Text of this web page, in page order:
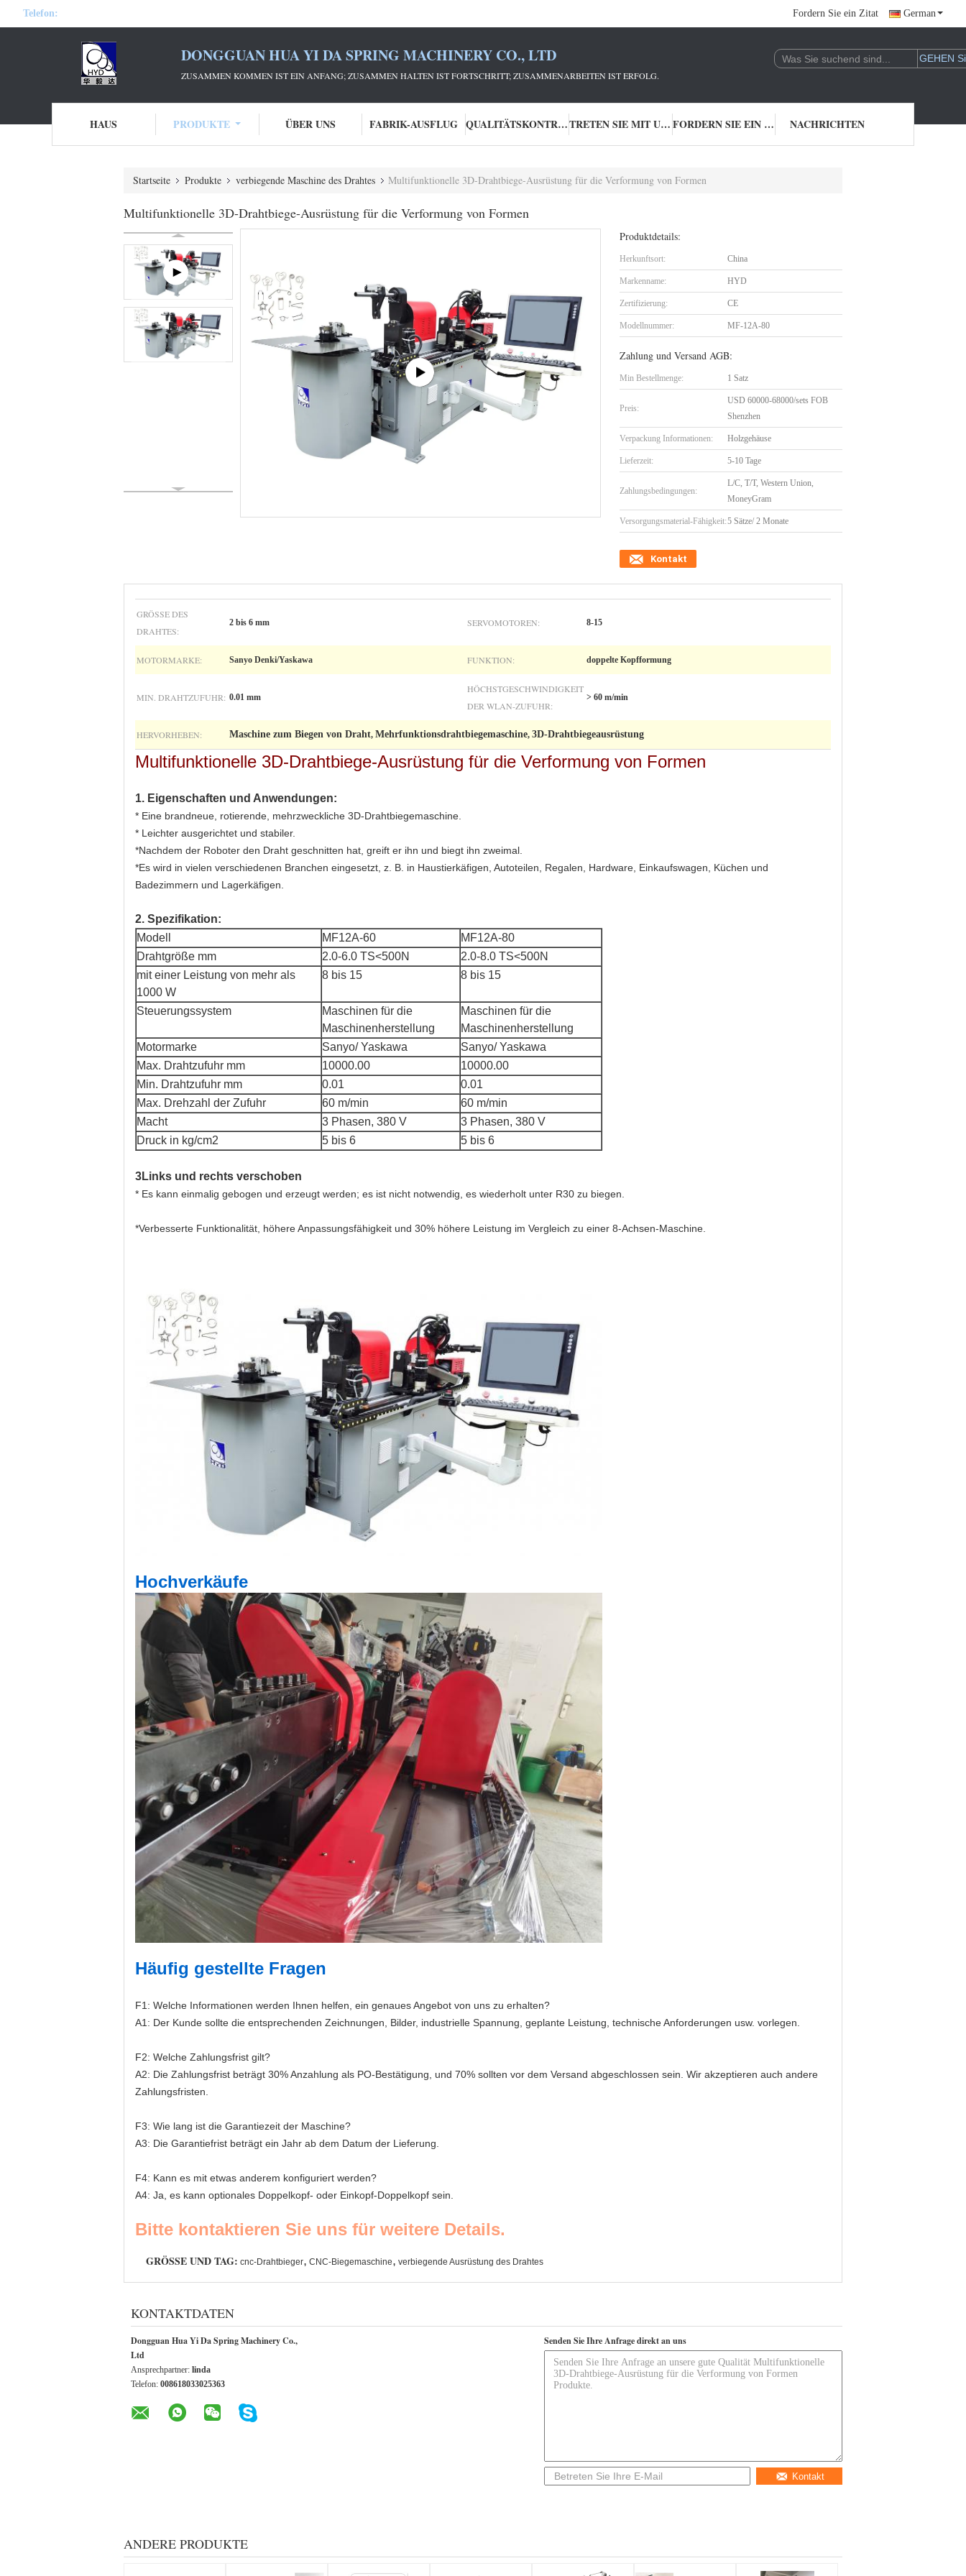
Telefon: Fordern Sie ein Zitat German
DONGGUAN HUA YI DA SPRING MACHINERY CO., LTD
ZUSAMMEN KOMMEN IST EIN ANFANG; ZUSAMMEN HALTEN IST FORTSCHRITT; ZUSAMMENARBEITEN IST ERFOLG.
HAUS PRODUKTE ÜBER UNS FABRIK-AUSFLUG QUALITÄTSKONTROLLE TRETEN SIE MIT UNS IN VERBINDUNG FORDERN SIE EIN ZITAT NACHRICHTEN
Startseite Produkte verbiegende Maschine des Drahtes Multifunktionelle 3D-Drahtbiege-Ausrüstung für die Verformung von Formen
Multifunktionelle 3D-Drahtbiege-Ausrüstung für die Verformung von Formen
Produktdetails:
Herkunftsort: China
Markenname: HYD
Zertifizierung: CE
Modellnummer: MF-12A-80
Zahlung und Versand AGB:
Min Bestellmenge: 1 Satz
Preis:
USD 60000-68000/sets FOB
Shenzhen
Verpackung Informationen: Holzgehäuse
Lieferzeit: 5-10 Tage
Zahlungsbedingungen:
L/C, T/T, Western Union,
MoneyGram
Versorgungsmaterial-Fähigkeit:5 Sätze/ 2 Monate
Kontakt
GRÖSSE DES D
RAHTES:
2 bis 6 mm SERVOMOTOREN: 8-15
MOTORMARKE: Sanyo Denki/Yaskawa FUNKTION: doppelte Kopfformung
MIN. DRAHTZUFUHR: 0.01 mm
HÖCHSTGESCHWINDIGKEIT
DER WLAN-ZUFUHR:
> 60 m/min
HERVORHEBEN: Maschine zum Biegen von Draht, Mehrfunktionsdrahtbiegemaschine, 3D-Drahtbiegeausrüstung
Multifunktionelle 3D-Drahtbiege-Ausrüstung für die Verformung von Formen
1. Eigenschaften und Anwendungen:
* Eine brandneue, rotierende, mehrzweckliche 3D-Drahtbiegemaschine.
* Leichter ausgerichtet und stabiler.
*Nachdem der Roboter den Draht geschnitten hat, greift er ihn und biegt ihn zweimal.
*Es wird in vielen verschiedenen Branchen eingesetzt, z. B. in Haustierkäfigen, Autoteilen, Regalen, Hardware, Einkaufswagen, Küchen und
Badezimmern und Lagerkäfigen.
2. Spezifikation:
Modell
MF12A-60
MF12A-80
Drahtgröße mm
2.0-6.0 TS<500N
2.0-8.0 TS<500N
mit einer Leistung von mehr als
1000 W
8 bis 15 8 bis 15
Steuerungssystem
Maschinen für die
Maschinenherstellung
Maschinen für die
Maschinenherstellung
Motormarke
Sanyo/ Yaskawa
Sanyo/ Yaskawa
Max. Drahtzufuhr mm
10000.00
10000.00
Min. Drahtzufuhr mm
0.01
0.01
Max. Drehzahl der Zufuhr
60 m/min
60 m/min
Macht
3 Phasen, 380 V
3 Phasen, 380 V
Druck in kg/cm2
5 bis 6 5 bis 6
3Links und rechts verschoben
* Es kann einmalig gebogen und erzeugt werden; es ist nicht notwendig, es wiederholt unter R30 zu biegen.
*Verbesserte Funktionalität, höhere Anpassungsfähigkeit und 30% höhere Leistung im Vergleich zu einer 8-Achsen-Maschine.
Hochverkäufe
Häufig gestellte Fragen
F1: Welche Informationen werden Ihnen helfen, ein genaues Angebot von uns zu erhalten?
A1: Der Kunde sollte die entsprechenden Zeichnungen, Bilder, industrielle Spannung, geplante Leistung, technische Anforderungen usw. vorlegen.
F2: Welche Zahlungsfrist gilt?
A2: Die Zahlungsfrist beträgt 30% Anzahlung als PO-Bestätigung, und 70% sollten vor dem Versand abgeschlossen sein. Wir akzeptieren auch andere
Zahlungsfristen.
F3: Wie lang ist die Garantiezeit der Maschine?
A3: Die Garantiefrist beträgt ein Jahr ab dem Datum der Lieferung.
F4: Kann es mit etwas anderem konfiguriert werden?
A4: Ja, es kann optionales Doppelkopf- oder Einkopf-Doppelkopf sein.
Bitte kontaktieren Sie uns für weitere Details.
GRÖSSE UND TAG: cnc-Drahtbieger, CNC-Biegemaschine, verbiegende Ausrüstung des Drahtes
KONTAKTDATEN
Dongguan Hua Yi Da Spring Machinery Co.,
Ltd
Ansprechpartner: linda
Telefon: 008618033025363
Senden Sie Ihre Anfrage direkt an uns
Kontakt
ANDERE PRODUKTE